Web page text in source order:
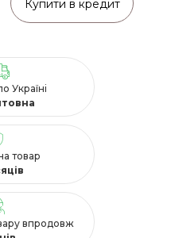
Україні
товар
впродовж
Купити в кредит